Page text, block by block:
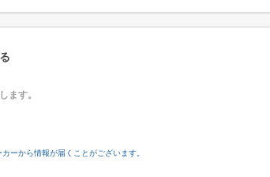
ます。
ーから情報が届くことがございます。